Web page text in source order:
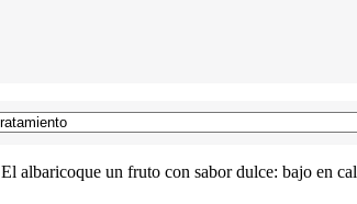
El albaricoque un fruto con sabor dulce: bajo en